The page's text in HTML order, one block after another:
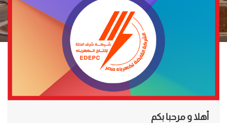
أهلا و مرحبا بكم